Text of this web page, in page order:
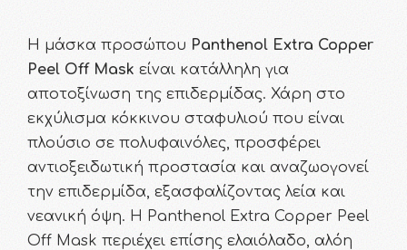
Η μάσκα προσώπου Panthenol Extra Copper
Peel Off Mask είναι κατάλληλη για
αποτοξίνωση της επιδερμίδας. Χάρη στο
εκχύλισμα κόκκινου σταφυλιού που είναι
πλούσιο σε πολυφαινόλες, προσφέρει
αντιοξειδωτική προστασία και αναζωογονεί
την επιδερμίδα, εξασφαλίζοντας λεία και
νεανική όψη. Η Panthenol Extra Copper Peel
Off Mask περιέχει επίσης ελαιόλαδο, αλόη